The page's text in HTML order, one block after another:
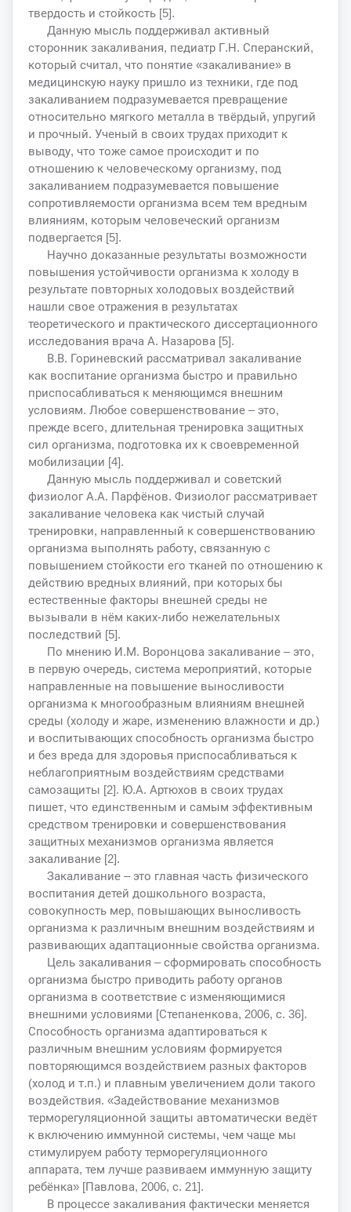
твердость и стойкость [5].
Данную мысль поддерживал активный
сторонник закаливания, педиатр Г.Н. Сперанский,
который считал, что понятие «закаливание» в
медицинскую науку пришло из техники, где под
закаливанием подразумевается превращение
относительно мягкого металла в твёрдый, упругий
и прочный. Ученый в своих трудах приходит к
выводу, что тоже самое происходит и по
отношению к человеческому организму, под
закаливанием подразумевается повышение
сопротивляемости организма всем тем вредным
влияниям, которым человеческий организм
подвергается [5].
Научно доказанные результаты возможности
повышения устойчивости организма к холоду в
результате повторных холодовых воздействий
нашли свое отражения в результатах
теоретического и практического диссертационного
исследования врача А. Назарова [5].
В.В. Гориневский рассматривал закаливание
как воспитание организма быстро и правильно
приспосабливаться к меняющимся внешним
условиям. Любое совершенствование – это,
прежде всего, длительная тренировка защитных
сил организма, подготовка их к своевременной
мобилизации [4].
Данную мысль поддерживал и советский
физиолог А.А. Парфёнов. Физиолог рассматривает
закаливание человека как чистый случай
тренировки, направленный к совершенствованию
организма выполнять работу, связанную с
повышением стойкости его тканей по отношению к
действию вредных влияний, при которых бы
естественные факторы внешней среды не
вызывали в нём каких-либо нежелательных
последствий [5].
По мнению И.М. Воронцова закаливание – это,
в первую очередь, система мероприятий, которые
направленные на повышение выносливости
организма к многообразным влияниям внешней
среды (холоду и жаре, изменению влажности и др.)
и воспитывающих способность организма быстро
и без вреда для здоровья приспосабливаться к
неблагоприятным воздействиям средствами
самозащиты [2]. Ю.А. Артюхов в своих трудах
пишет, что единственным и самым эффективным
средством тренировки и совершенствования
защитных механизмов организма является
закаливание [2].
Закаливание – это главная часть физического
воспитания детей дошкольного возраста,
совокупность мер, повышающих выносливость
организма к различным внешним воздействиям и
развивающих адаптационные свойства организма.
Цель закаливания – сформировать способность
организма быстро приводить работу органов
организма в соответствие с изменяющимися
внешними условиями [Степаненкова, 2006, с. 36].
Способность организма адаптироваться к
различным внешним условиям формируется
повторяющимся воздействием разных факторов
(холод и т.п.) и плавным увеличением доли такого
воздействия. «Задействование механизмов
терморегуляционной защиты автоматически ведёт
к включению иммунной системы, чем чаще мы
стимулируем работу терморегуляционного
аппарата, тем лучше развиваем иммунную защиту
ребёнка» [Павлова, 2006, с. 21].
В процессе закаливания фактически меняется